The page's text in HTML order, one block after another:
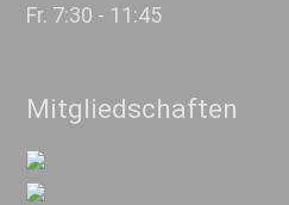
Fr. 7:30 - 11:45
Mitgliedschaften